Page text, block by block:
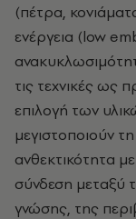
(πέτρα,
ενέργεια (low
τις τεχνικές ως
επιλογή των
μεγιστοποιούν
ανθεκτικότητα
σύνδεση μεταξύ
γνώσης, της